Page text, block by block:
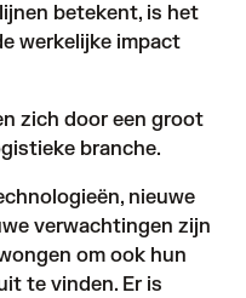
betekent, is het
werkelijke impact
zich door een groot
branche.
nieuwe
verwachtingen zijn
om ook hun
te vinden. Er is